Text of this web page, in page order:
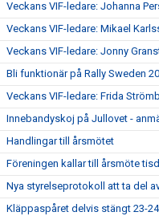
Veckans VIF-ledare: Johanna
Veckans VIF-ledare: Mikael
Veckans VIF-ledare: Jonny
Bli funktionär på Rally Sweden
Veckans VIF-ledare: Frida
Innebandyskoj på Jullovet -
Handlingar till årsmötet
Föreningen kallar till årsmöte
Nya styrelseprotokoll att ta del
Kläppaspåret delvis stängt 23-